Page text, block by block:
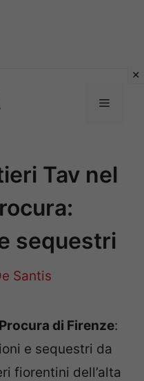
Menu
Tav nel
sequestri
Santis
di Firenze:
e sequestri da
fiorentini dell’alta